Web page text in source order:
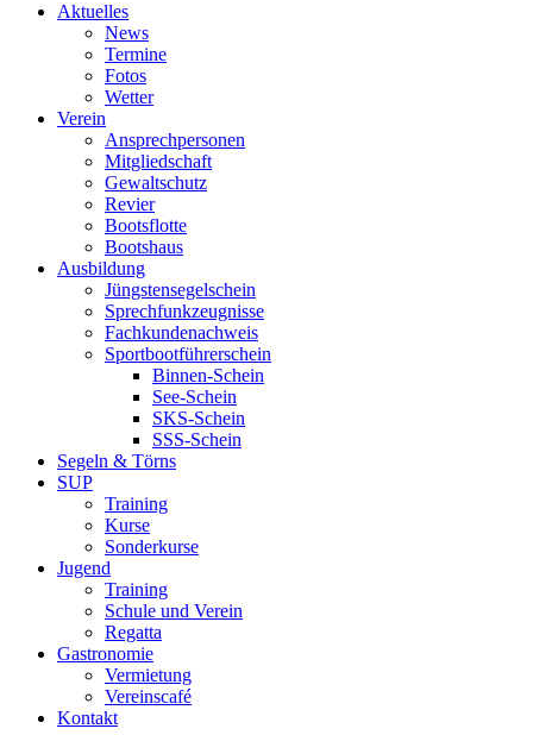
Aktuelles
News
Termine
Fotos
Wetter
Verein
Ansprechpersonen
Mitgliedschaft
Gewaltschutz
Revier
Bootsflotte
Bootshaus
Ausbildung
Jüngstensegelschein
Sprechfunkzeugnisse
Fachkundenachweis
Sportbootführerschein
Binnen-Schein
See-Schein
SKS-Schein
SSS-Schein
Segeln & Törns
SUP
Training
Kurse
Sonderkurse
Jugend
Training
Schule und Verein
Regatta
Gastronomie
Vermietung
Vereinscafé
Kontakt